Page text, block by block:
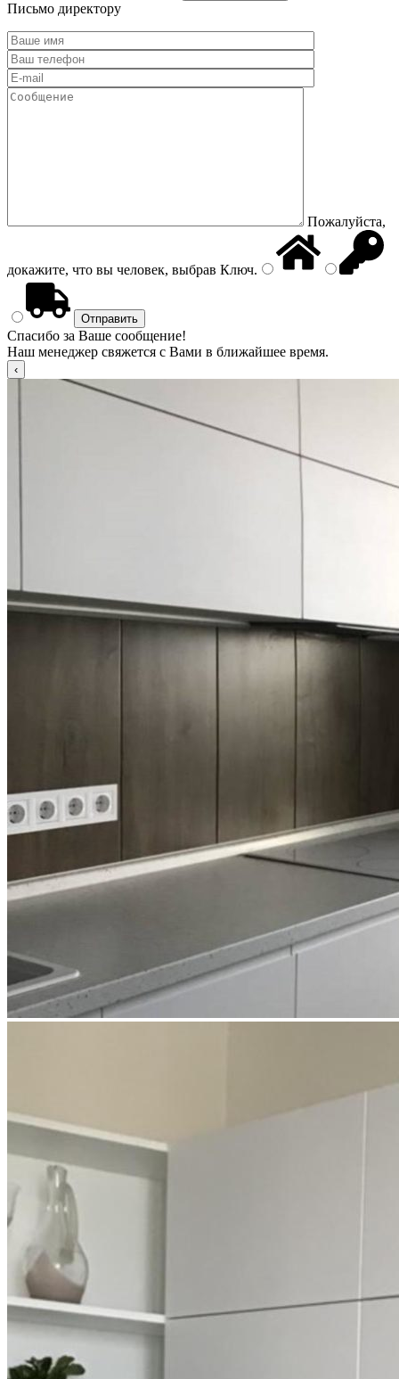
Письмо директору
Пожалуйста,
докажите, что вы человек, выбрав Ключ.
Спасибо за Ваше сообщение!
Наш менеджер свяжется с Вами в ближайшее время.